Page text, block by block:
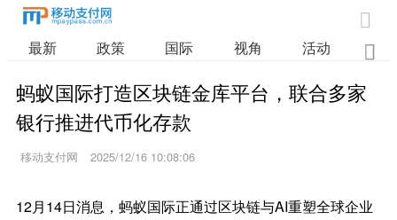

最新 政策 国际 视角 活动 业

蚂蚁国际打造区块链金库平台，联合多家
银行推进代币化存款
移动支付网 2025/12/16 10:08:06
12月14日消息，蚂蚁国际正通过区块链与AI重塑全球企业